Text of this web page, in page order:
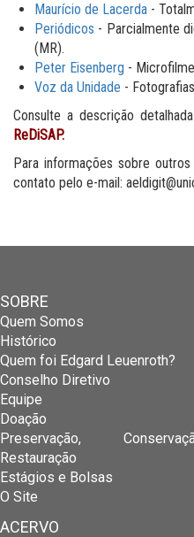
Maurício de Lacerda -
Periódicos - Parcialmente
(MR).
Peter Eisenberg -
Voz da Unidade -
Consulte a descrição
ReDiSAP.
Para informações sobre
contato pelo e-mail:
SOBRE
Quem Somos
Histórico
Quem foi Edgard Leuenroth?
Conselho Diretivo
Equipe
Doação
Preservação,
Restauração
Estágios e Bolsas
O Site
ACERVO